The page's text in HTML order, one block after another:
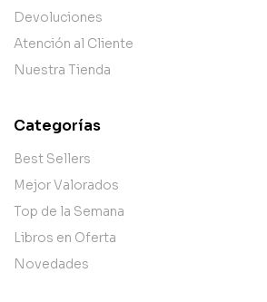
Devoluciones
Atención al Cliente
Nuestra Tienda
Categorías
Best Sellers
Mejor Valorados
Top de la Semana
Libros en Oferta
Novedades